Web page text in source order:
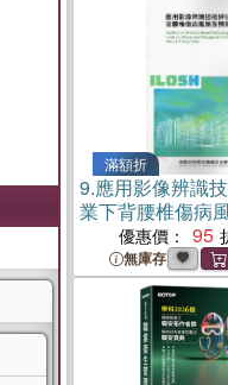
滿額折
9.應用影像辨識
業下背腰椎傷病
優惠價： 95
無庫存